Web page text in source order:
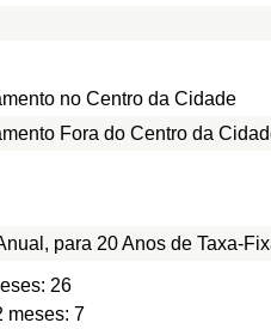
no Centro da Cidade
Fora do Centro da
para 20 Anos de Taxa-
26
meses: 7